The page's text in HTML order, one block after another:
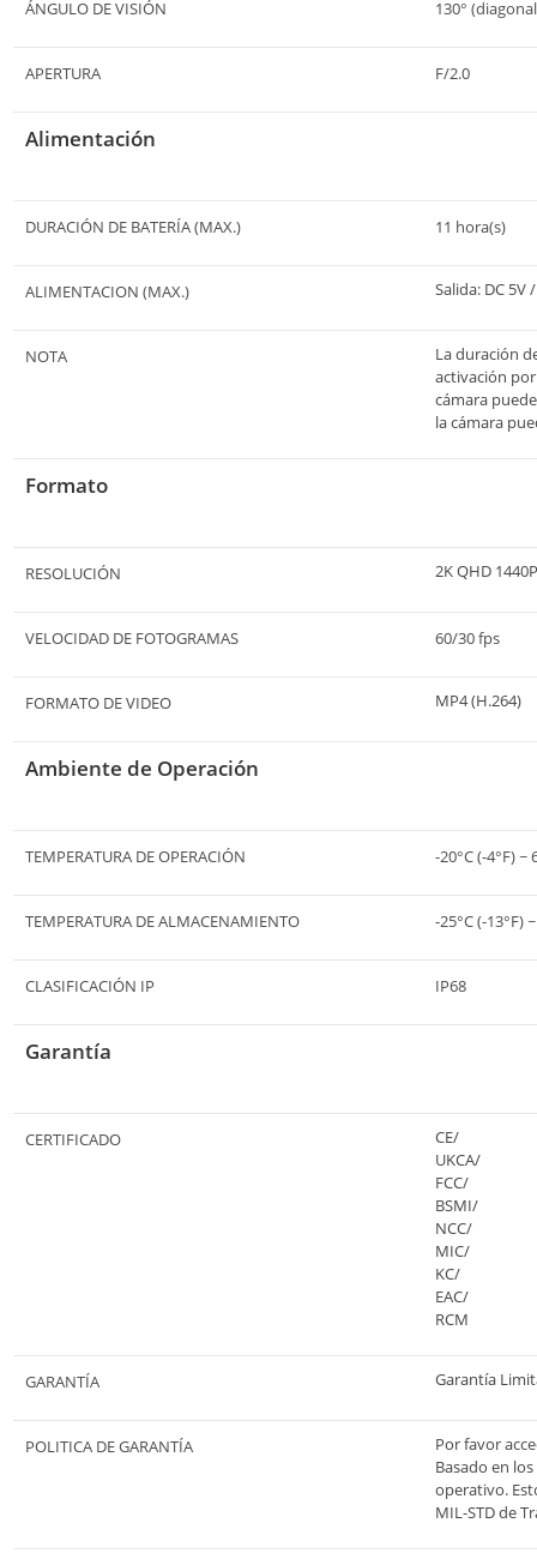
ÁNGULO DE VISIÓN 130°
APERTURA F/2.0
Alimentación
DURACIÓN DE BATERÍA (MAX.) 11 hora(s)
ALIMENTACION (MAX.) Salida: DC 5V
NOTA
La duración
activación
cámara
la cámara
Formato
RESOLUCIÓN 2K QHD 1440P
VELOCIDAD DE FOTOGRAMAS 60/30 fps
FORMATO DE VIDEO MP4 (H.264)
Ambiente de Operación
TEMPERATURA DE OPERACIÓN -20°C (-4°F) ~
TEMPERATURA DE ALMACENAMIENTO -25°C (-13°F)
CLASIFICACIÓN IP IP68
Garantía
CERTIFICADO CE/
UKCA/
FCC/
BSMI/
NCC/
MIC/
KC/
EAC/
RCM
GARANTÍA Garantía
POLITICA DE GARANTÍA
Por favor
Basado en
operativo.
MIL-STD de